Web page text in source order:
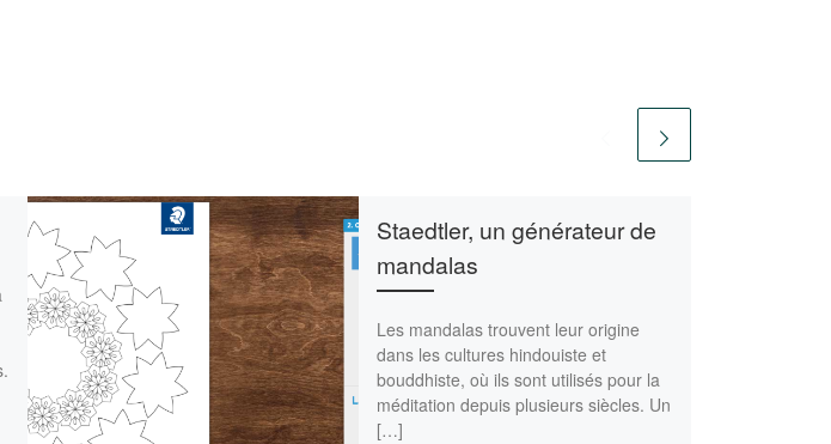
Staedtler, un générateur de
mandalas
Les mandalas trouvent leur origine
dans les cultures hindouiste et
bouddhiste, où ils sont utilisés pour la
méditation depuis plusieurs siècles. Un
[…]